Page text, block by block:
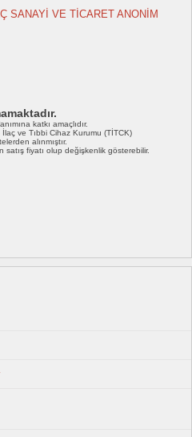
SANAYİ VE TİCARET ANONİM
katkı amaçlıdır.
İlaç ve Tıbbi Cihaz Kurumu (TİTCK)
alınmıştır.
satış fiyatı olup değişkenlik gösterebilir.